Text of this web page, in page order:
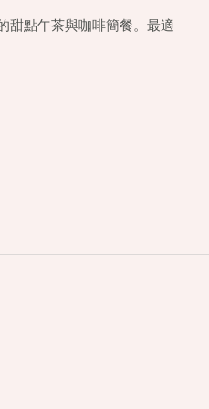
甜點午茶與咖啡簡餐。最適